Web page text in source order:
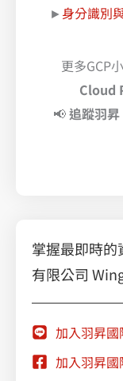
► 身分識別
更多GCP
Cloud
📢追蹤羽昇
掌握最即時
有限公司
加入羽昇
加入羽昇